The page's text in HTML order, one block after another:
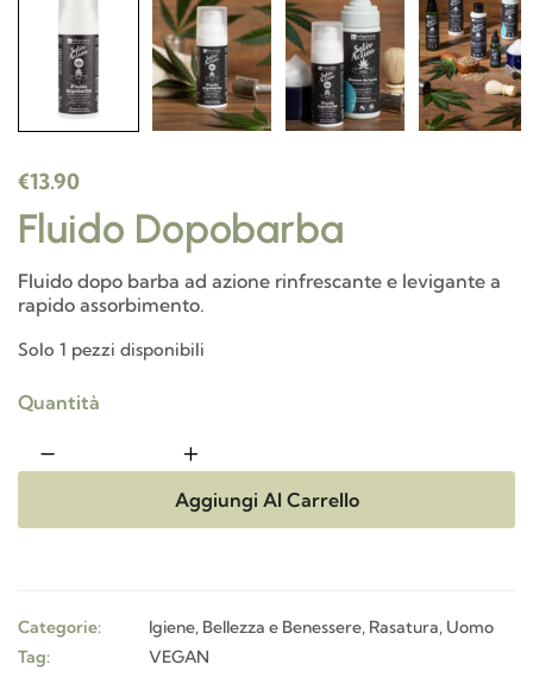
€13.90
Fluido Dopobarba
Fluido dopo barba ad azione rinfrescante e levigante a
rapido assorbimento.
Solo 1 pezzi disponibili
Quantità
Aggiungi Al Carrello
Categorie: Igiene, Bellezza e Benessere, Rasatura, Uomo
Tag:
VEGAN